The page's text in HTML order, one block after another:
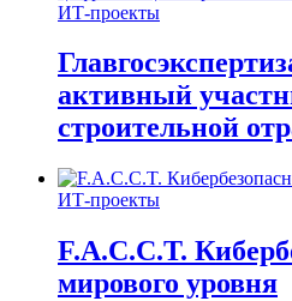
ИТ-проекты
активный
строительной
ИТ-проекты
F.A.C.C.T.
мирового уровня